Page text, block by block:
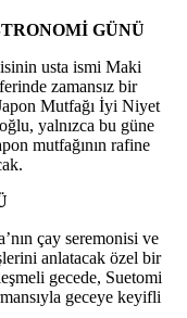
GÜNÜ
usta ismi Maki
zamansız bir
Mutfağı İyi Niyet
yalnızca bu güne
mutfağının rafine
çay seremonisi ve
anlatacak özel bir
gecede, Suetomi
geceye keyifli